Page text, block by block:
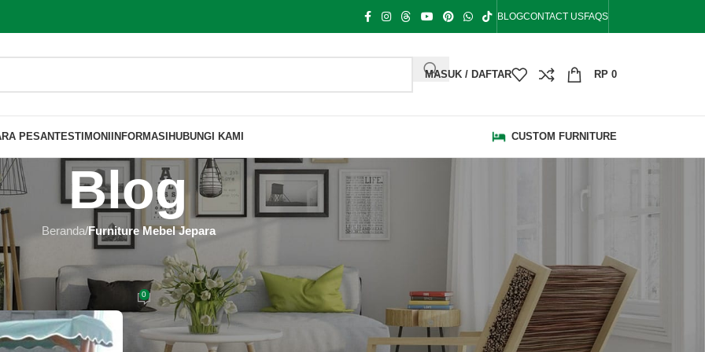
BLOGCONTACT USFAQS
MASUK / DAFTAR RP 0
PESANTESTIMONI INFORMASI HUBUNGI KAMI CUSTOM FURNITURE
Blog
Beranda/Furniture Mebel Jepara
JEPARA
Jati Terbaru
Aktif 2019-05-27 0
Bangku Taman
Bufet Hias